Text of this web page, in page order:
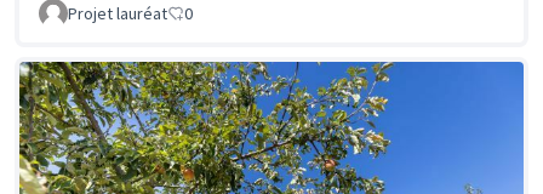
Projet lauréat 0